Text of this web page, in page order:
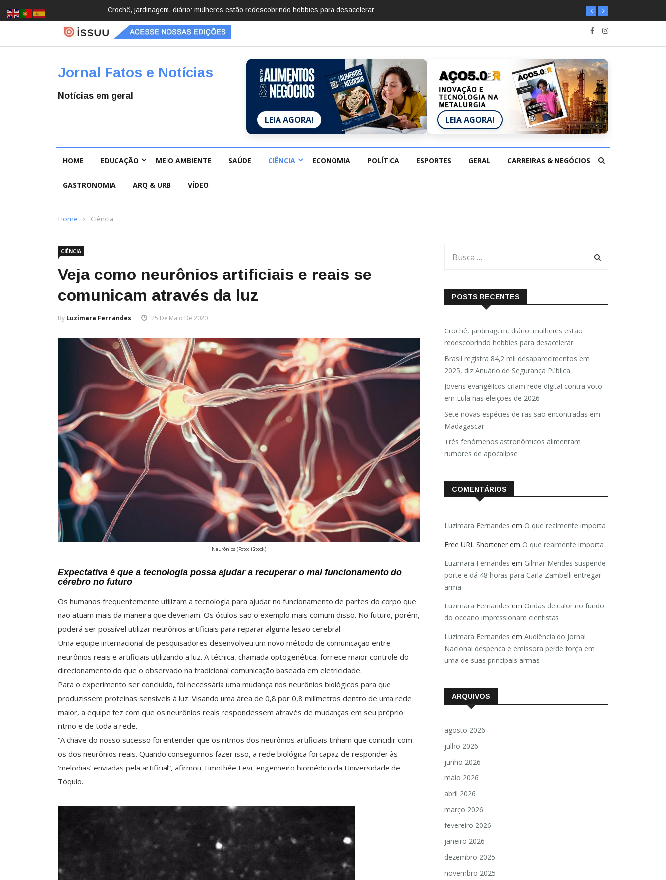
Brasil registra 84,2 mil desaparecimentos em 2025, diz Anuário de Segurança Pública
Jornal Fatos e Notícias
Notícias em geral
LEIA AGORA! LEIA AGORA!
HOME EDUCAÇÃO MEIO AMBIENTE SAÚDE CIÊNCIA ECONOMIA POLÍTICA ESPORTES GERAL CARREIRAS & NEGÓCIOS
GASTRONOMIA ARQ & URB VÍDEO
Home Ciência
CIÊNCIA
Veja como neurônios artificiais e reais se
comunicam através da luz
By Luzimara Fernandes 25 De Maio De 2020
Neurônios (Foto: iStock)
Expectativa é que a tecnologia possa ajudar a recuperar o mal funcionamento do
cérebro no futuro
Os humanos frequentemente utilizam a tecnologia para ajudar no funcionamento de partes do corpo que
não atuam mais da maneira que deveriam. Os óculos são o exemplo mais comum disso. No futuro, porém,
poderá ser possível utilizar neurônios artificiais para reparar alguma lesão cerebral.
Uma equipe internacional de pesquisadores desenvolveu um novo método de comunicação entre
neurônios reais e artificiais utilizando a luz. A técnica, chamada optogenética, fornece maior controle do
direcionamento do que o observado na tradicional comunicação baseada em eletricidade.
Para o experimento ser concluído, foi necessária uma mudança nos neurônios biológicos para que
produzissem proteínas sensíveis à luz. Visando uma área de 0,8 por 0,8 milímetros dentro de uma rede
maior, a equipe fez com que os neurônios reais respondessem através de mudanças em seu próprio
ritmo e de toda a rede.
“A chave do nosso sucesso foi entender que os ritmos dos neurônios artificiais tinham que coincidir com
os dos neurônios reais. Quando conseguimos fazer isso, a rede biológica foi capaz de responder às
‘melodias’ enviadas pela artificial”, afirmou Timothée Levi, engenheiro biomédico da Universidade de
Tóquio.
POSTS RECENTES
Crochê, jardinagem, diário: mulheres estão
redescobrindo hobbies para desacelerar
Brasil registra 84,2 mil desaparecimentos em
2025, diz Anuário de Segurança Pública
Jovens evangélicos criam rede digital contra voto
em Lula nas eleições de 2026
Sete novas espécies de rãs são encontradas em
Madagascar
Três fenômenos astronômicos alimentam
rumores de apocalipse
COMENTÁRIOS
Luzimara Fernandes em O que realmente importa
Free URL Shortener em O que realmente importa
Luzimara Fernandes em Gilmar Mendes suspende
porte e dá 48 horas para Carla Zambelli entregar
arma
Luzimara Fernandes em Ondas de calor no fundo
do oceano impressionam cientistas
Luzimara Fernandes em Audiência do Jornal
Nacional despenca e emissora perde força em
uma de suas principais armas
ARQUIVOS
agosto 2026
julho 2026
junho 2026
maio 2026
abril 2026
março 2026
fevereiro 2026
janeiro 2026
dezembro 2025
novembro 2025